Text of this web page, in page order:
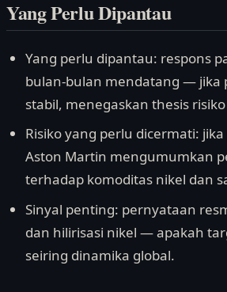
Yang Perlu Dipantau
Yang perlu dipantau: respons
bulan-bulan mendatang — jika
stabil, menegaskan thesis
Risiko yang perlu dicermati:
Aston Martin mengumumkan
terhadap komoditas nikel dan
Sinyal penting: pernyataan
dan hilirisasi nikel — apakah
seiring dinamika global.